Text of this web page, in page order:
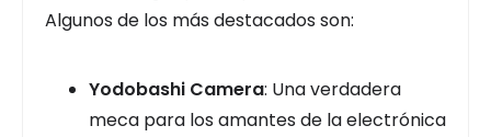
Algunos de los más destacados son:
Yodobashi Camera: Una verdadera
meca para los amantes de la electrónica